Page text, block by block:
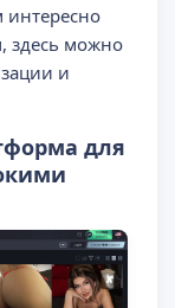
интересно
здесь можно
и
для